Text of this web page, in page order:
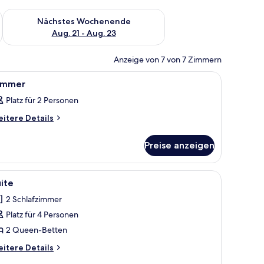
Aug. 14 - Aug. 16.
Nächstes Wochenende
Aug. 21 - Aug. 23
Überprüfe die Verfügbarkeit für nächstes Wochenende, Aug.
Anzeige von 7 von 7 Zimmern
und einem kleinen Tisch. Ein Schlafzimmer mit einem Bett,
6
Platz für 2 Personen
Details
Preise anzeigen
einem kleinen Tisch, einem Fenster und einer Deckenleuchte.
Ein Schlafzimmer mit einem großen Bett,
2
2 Schlafzimmer
Platz für 4 Personen
2 Queen-Betten
Details